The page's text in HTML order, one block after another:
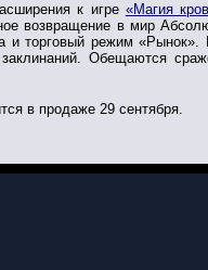
к игре «Магия
возвращение в мир
и торговый режим
Обещаются
в продаже 29 сентября.